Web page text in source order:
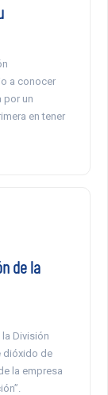
a conocer
por un
en tener
de la
División
dióxido de
la empresa